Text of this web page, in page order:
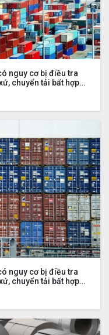
nguy cơ bị điều tra
chuyển tải bất hợp
nguy cơ bị điều tra
chuyển tải bất hợp